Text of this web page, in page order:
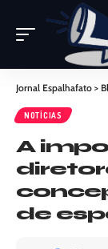
Jornal Espalhafato >
NOTÍCIAS
A
de